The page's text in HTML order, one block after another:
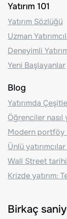
Yatırım 101
Yatırım Sözlüğü
Uzman
Deneyimli
Yeni Başlayanlar
Blog
Yatırımda
Öğrenciler nasıl
Modern portföy
Ünlü
Wall Street
Krizde yatırım:
Birkaç